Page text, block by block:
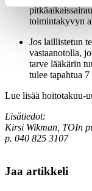
toimintakyvyn
Jos laillistetun
vastaanotolla,
tarve lääkärin
tulee tapahtua
Lue lisää hoitotakuu-
Lisätiedot:
Kirsi Wikman, TOIn
p. 040 825 3107
Jaa artikkeli